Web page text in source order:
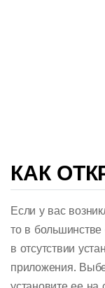
КАК
Если у вас
то в большинстве
в отсутствии
приложения.